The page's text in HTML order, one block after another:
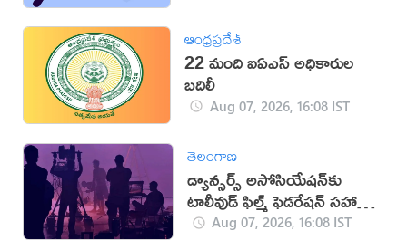
ఆంధ్రప్రదేశ్
22 మంది ఐఏఎస్‌ అధికారుల
బదిలీ
Aug 07, 2026, 16:08 IST
తెలంగాణ
డ్యాన్సర్స్ అసోసియేషన్‌కు
టాలీవుడ్ ఫిల్మ్ ఫెడరేషన్ సహాయ
నిరాకరణ
Aug 07, 2026, 16:08 IST